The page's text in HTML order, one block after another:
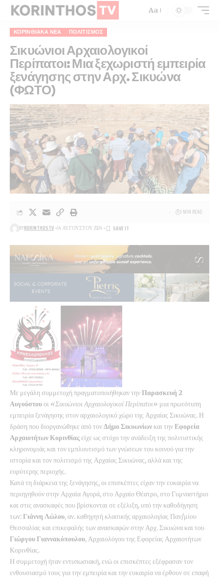
Aa
ΚΟΡΙΝΘΙΑΚΆ ΝΈΑ ΠΟΛΙΤΙΣΜΌΣ
Σικυώνιοι Αρχαιολογικοί
Περίπατοι: Μια ξεχωριστή εμπειρία
ξενάγησης στην Αρχ. Σικυώνα
(ΦΩΤΟ)
BYKORINTHOSTV 14 ΑΥΓΟΎΣΤΟΥ 2024
1 MIN READ
Με μεγάλη συμμετοχή πραγματοποιήθηκαν τηνΠαρασκευή 2
Αυγούστουοι «Σικυώνιοι Αρχαιολογικοί Περίπατοι» μια πρωτότυπη
εμπειρία ξενάγησης στον αρχαιολογικό χώρο της Αρχαίας Σικυώνας. Η
δράση που διοργανώθηκε από τονΔήμο Σικυωνίων και τηνΕφορεία
Αρχαιοτήτων Κορινθίαςείχε ως στόχο την ανάδειξη της πολιτιστικής
κληρονομιάς και τον εμπλουτισμό των γνώσεων του κοινού για την
ιστορία και τον πολιτισμό της Αρχαίας Σικυώνας, αλλά και της
ευρύτερης περιοχής.
Κατά τη διάρκεια της ξενάγησης, οι επισκέπτες είχαν την ευκαιρία να
περιηγηθούν στην Αρχαία Αγορά, στο Αρχαίο Θέατρο, στο Γυμναστήριο
και στις ανασκαφές που βρίσκονται σε εξέλιξη, υπό την καθοδήγηση
των:Γιάννη Λώλου, αν. καθηγητή κλασικής αρχαιολογίας Παν/μίου
Θεσσαλίας και επικεφαλής των ανασκαφών στην Αρχ. Σικυώνα και του
Γιώργου Γιαννακόπουλου, Αρχαιολόγου της Εφορείας Αρχαιοτήτων
Κορινθίας.
Η συμμετοχή ήταν εντυπωσιακή, ενώ οι επισκέπτες εξέφρασαν τον
ενθουσιασμό τους για την εμπειρία και την ευκαιρία να έρθουν σε επαφή